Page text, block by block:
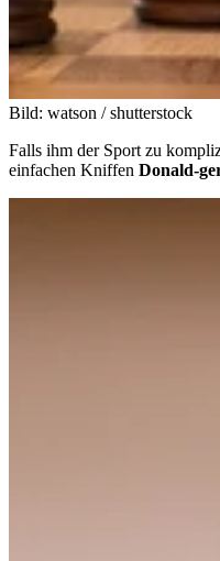
Bild: watson / shutterstock
Falls ihm der Sport zu
einfachen Kniffen Donald-